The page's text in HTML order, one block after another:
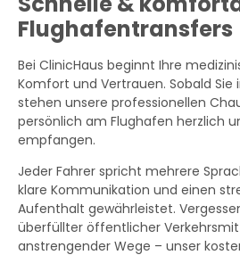
Flughafentransfers
Bei ClinicHaus beginnt Ihre
Komfort und Vertrauen. Sobald Sie
stehen unsere professionellen
persönlich am Flughafen herzlich
empfangen.
Jeder Fahrer spricht mehrere
klare Kommunikation und einen
Aufenthalt gewährleistet.
überfüllter öffentlicher
anstrengender Wege – unser